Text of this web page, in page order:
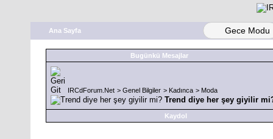
Ana Sayfa Gece Modu
Bugünkü Mesajlar
IRCdForum.Net > Genel Bilgiler > Kadınca > Moda
Trend diye her şey giyilir
Kaydol